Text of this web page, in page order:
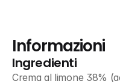
Informazioni
Ingredienti
Crema al limone 38%